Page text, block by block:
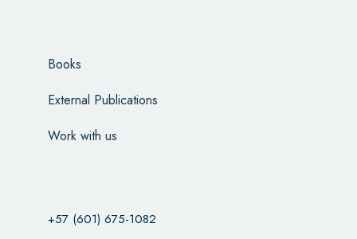
Books
External Publications
Work with us
+57 (601) 675-1082